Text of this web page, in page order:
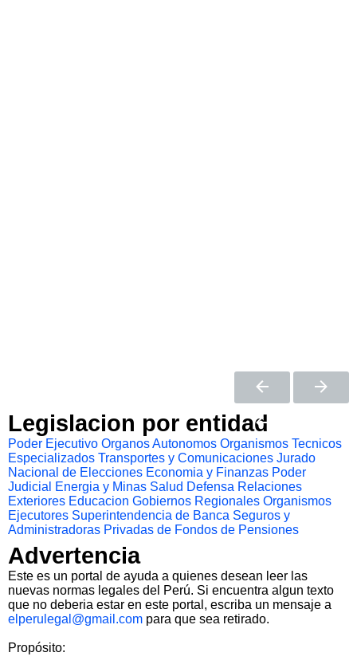
Legislacion por entidad
Poder Ejecutivo Organos Autonomos Organismos Tecnicos
Especializados Transportes y Comunicaciones Jurado
Nacional de Elecciones Economia y Finanzas Poder
Judicial
Energia y Minas Salud Defensa Relaciones
Exteriores Educacion Gobiernos Regionales Organismos
Ejecutores Superintendencia de Banca Seguros y
Administradoras Privadas de Fondos de Pensiones
Advertencia
Este es un portal de ayuda a quienes desean leer las
nuevas normas legales del Perú. Si encuentra algun texto
que no deberia estar en este portal, escriba un mensaje a
elperulegal@gmail.com para que sea retirado.
Propósito: